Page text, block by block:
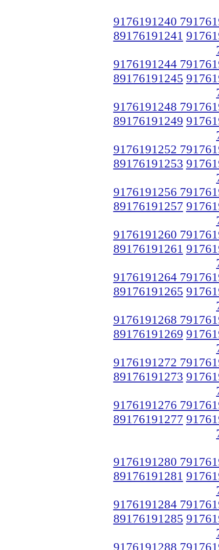
9176191240
89176191241
9176191244
89176191245
9176191248
89176191249
9176191252
89176191253
9176191256
89176191257
9176191260
89176191261
9176191264
89176191265
9176191268
89176191269
9176191272
89176191273
9176191276
89176191277
9176191280
89176191281
9176191284
89176191285
9176191288